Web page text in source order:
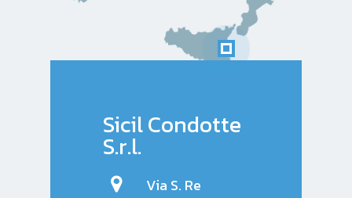
Sicil Condotte
S.r.l.
Via S. Re